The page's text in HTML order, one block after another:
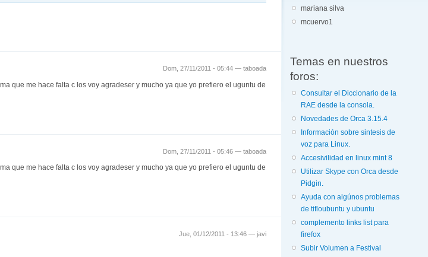
Dom, 27/11/2011 - 05:44 — taboada
que me hace falta c los voy agradeser y mucho ya que yo prefiero el uguntu de
Dom, 27/11/2011 - 05:46 — taboada
que me hace falta c los voy agradeser y mucho ya que yo prefiero el uguntu de
Jue, 01/12/2011 - 13:46 — javi
mariana silva
mcuervo1
Temas en nuestros
foros:
Consultar el Diccionario de la
RAE desde la consola.
Novedades de Orca 3.15.4
Información sobre sintesis de
voz para Linux.
Accesivilidad en linux mint 8
Utilizar Skype con Orca desde
Pidgin.
Ayuda con algúnos problemas
de tifloubuntu y ubuntu
complemento links list para
firefox
Subir Volumen a Festival